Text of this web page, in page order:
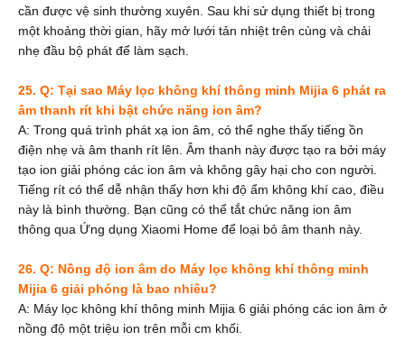
cần được vệ sinh thường xuyên. Sau khi sử dụng thiết bị trong
một khoảng thời gian, hãy mở lưới tản nhiệt trên cùng và chải
nhẹ đầu bộ phát để làm sạch.
25. Q: Tại sao Máy lọc không khí thông minh Mijia 6 phát ra
âm thanh rít khi bật chức năng ion âm?
A: Trong quá trình phát xạ ion âm, có thể nghe thấy tiếng ồn
điện nhẹ và âm thanh rít lên. Âm thanh này được tạo ra bởi máy
tạo ion giải phóng các ion âm và không gây hại cho con người.
Tiếng rít có thể dễ nhận thấy hơn khi độ ẩm không khí cao, điều
này là bình thường. Bạn cũng có thể tắt chức năng ion âm
thông qua Ứng dụng Xiaomi Home để loại bỏ âm thanh này.
26. Q: Nồng độ ion âm do Máy lọc không khí thông minh
Mijia 6 giải phóng là bao nhiêu?
A: Máy lọc không khí thông minh Mijia 6 giải phóng các ion âm ở
nồng độ một triệu ion trên mỗi cm khối.